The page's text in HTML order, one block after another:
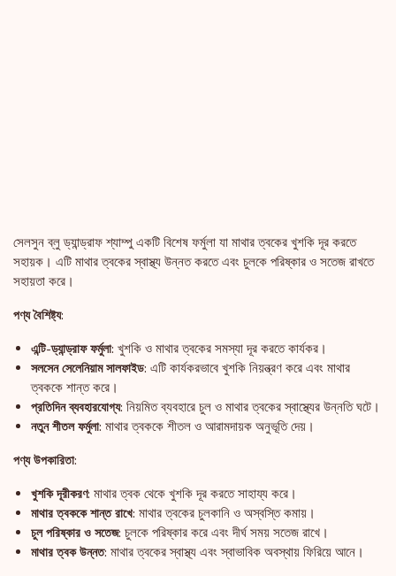
সেলসুন ব্লু ড্যান্ড্রাফ শ্যাম্পু একটি বিশেষ ফর্মুলা যা মাথার ত্বকের খুশকি দূর করতে
সহায়ক। এটি মাথার ত্বকের স্বাস্থ্য উন্নত করতে এবং চুলকে পরিষ্কার ও সতেজ রাখতে
সহায়তা করে।
পণ্য বৈশিষ্ট্য:
এন্টি-ড্যান্ড্রাফ ফর্মুলা: খুশকি ও মাথার ত্বকের সমস্যা দূর করতে কার্যকর।
সলসেন সেলেনিয়াম সালফাইড: এটি কার্যকরভাবে খুশকি নিয়ন্ত্রণ করে এবং মাথার
ত্বককে শান্ত করে।
প্রতিদিন ব্যবহারযোগ্য: নিয়মিত ব্যবহারে চুল ও মাথার ত্বকের স্বাস্থ্যের উন্নতি ঘটে।
নতুন শীতল ফর্মুলা: মাথার ত্বককে শীতল ও আরামদায়ক অনুভূতি দেয়।
পণ্য উপকারিতা:
খুশকি দূরীকরণ: মাথার ত্বক থেকে খুশকি দূর করতে সাহায্য করে।
মাথার ত্বককে শান্ত রাখে: মাথার ত্বকের চুলকানি ও অস্বস্তি কমায়।
চুল পরিষ্কার ও সতেজ: চুলকে পরিষ্কার করে এবং দীর্ঘ সময় সতেজ রাখে।
মাথার ত্বক উন্নত: মাথার ত্বকের স্বাস্থ্য এবং স্বাভাবিক অবস্থায় ফিরিয়ে আনে।